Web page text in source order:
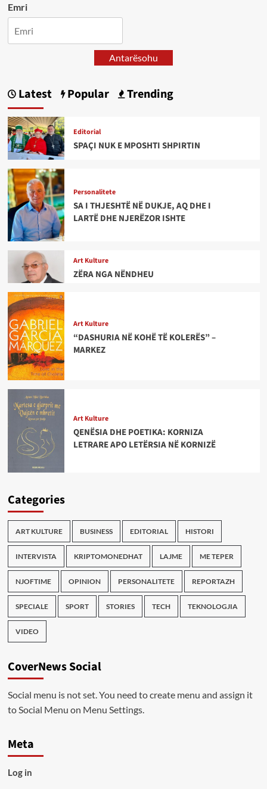
Emri
Antarësohu
Latest Popular Trending
Editorial
SPAÇI NUK E MPOSHTI SHPIRTIN
Personalitete
SA I THJESHTË NË DUKJE, AQ DHE I
LARTË DHE NJERËZOR ISHTE
Art Kulture
ZËRA NGA NËNDHEU
Art Kulture
“DASHURIA NË KOHË TË KOLERËS” –
MARKEZ
Art Kulture
QENËSIA DHE POETIKA: KORNIZA
LETRARE APO LETËRSIA NË KORNIZË
Categories
ART KULTURE BUSINESS EDITORIAL HISTORI
INTERVISTA KRIPTOMONEDHAT LAJME ME TEPER
NJOFTIME OPINION PERSONALITETE REPORTAZH
SPECIALE SPORT STORIES TECH TEKNOLOGJIA
VIDEO
CoverNews Social
Social menu is not set. You need to create menu and assign it
to Social Menu on Menu Settings.
Meta
Log in